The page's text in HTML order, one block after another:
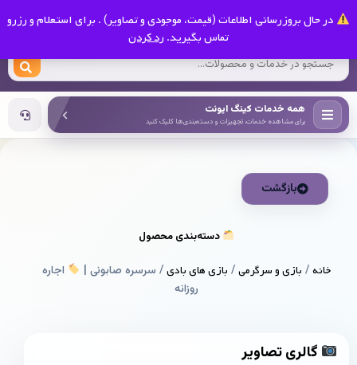
در حال بروزرسانی اطلاعات (قیمت، موجودی و تصاویر) . برای استعلام و رزرو
تماس بگیرید. رد کردن
کینگ ایونت
همه خدمات کینگ ایونت
برای مشاهده خدمات، تجهیزات و دسته‌بندی‌ها کلیک کنید
بازگشت
دسته‌بندی محصول
خانه/ بازی و سرگرمی/ بازی های بادی/ سرسره صابونی |
اجاره
روزانه
گالری تصاویر